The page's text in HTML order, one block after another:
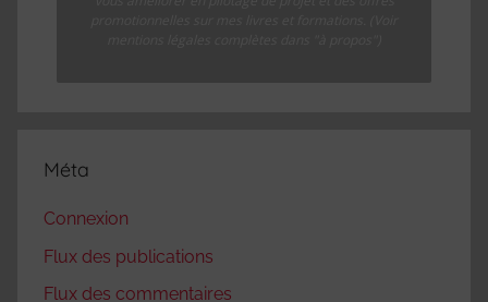
Méta
Connexion
Flux des publications
Flux des commentaires